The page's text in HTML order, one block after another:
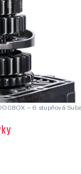
– 6 stupňová